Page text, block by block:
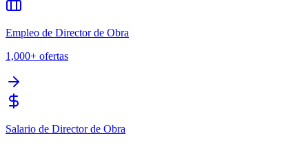
Empleo de Director de Obra
1,000+ ofertas
Salario de Director de Obra